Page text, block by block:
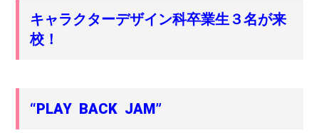
キャラクターデザイン科卒業生３名が来
校！
“PLAY BACK JAM”